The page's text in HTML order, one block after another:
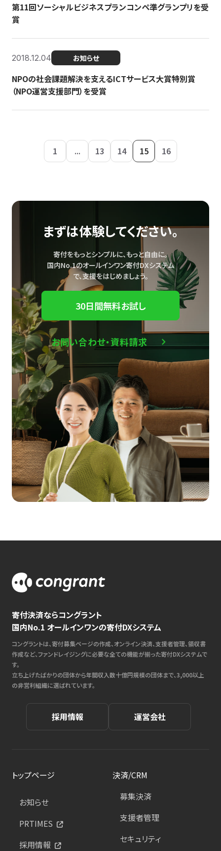
第11回ソーシャルビジネスプランコンペ準グランプリを受
賞
2018.12.04 お知らせ
NPOの社会課題解決を支えるICTサービス大賞特別賞
（NPO運営支援部門）を受賞
1 ... 13 14 15 16
まずは体験してください。
寄付をもっとシンプルに、もっと自由に。
国内No.1のオールインワン寄付DXシステム
で、支援をはじめましょう。
30日間無料お試し
お問い合わせ・資料請求
寄付決済ならコングラント
国内No.1 オールインワンの寄付DXシステム
コングラントは、寄付募集ページの作成、オンライン決済、支援者管理、領収書
作成など、ファンドレイジングに必要な全ての機能が揃った寄付DXシステムで
す。
立ち上げたばかりの団体から年間収入数十億円規模の団体まで、3,000以上
の非営利組織に選ばれています。
採用情報 運営会社
トップページ
お知らせ
PRTIMES
採用情報
決済/CRM
募集決済
支援者管理
セキュリティ